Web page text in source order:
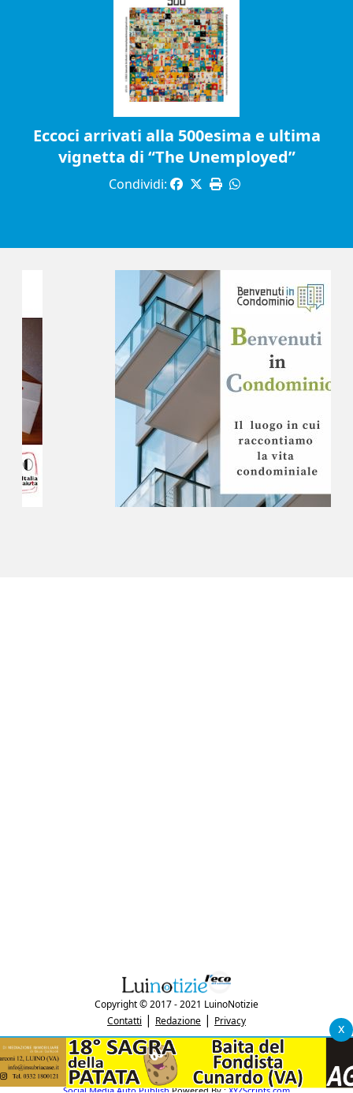
Eccoci arrivati alla 500esima e ultima
vignetta di “The Unemployed”
Condividi:
x
Copyright © 2017 - 2021 LuinoNotizie
Contatti | Redazione | Privacy
"Luinonotizie.it è una testata giornalistica iscritta al Registro Stampa del
tribunale di Varese al n. 5/2017 in data 29/6/2017"
P.IVA: 03433740127
Social Media Auto PublishPowered By :XYZScripts.com